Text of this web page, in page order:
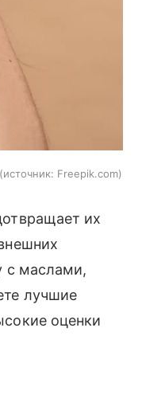
источник: Freepik.com
их
с маслами,
лучшие
оценки